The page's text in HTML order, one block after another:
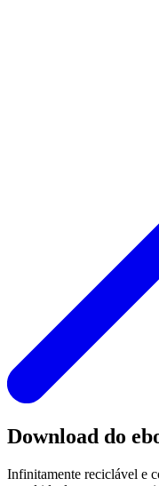
Download do
Infinitamente reciclável e